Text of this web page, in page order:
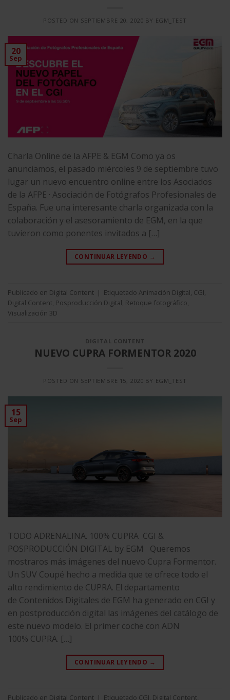
POSTED ON SEPTIEMBRE 20, 2020 BY EGM_TEST
20
Sep
Charla Online de la AFPE & EGM Como ya os
anunciamos, el pasado miércoles 9 de septiembre tuvo
lugar un nuevo encuentro online entre los Asociados
de la AFPE · Asociación de Fotógrafos Profesionales de
España. Fue una interesante charla organizada con la
colaboración y el asesoramiento de EGM, en la que
tuvieron como ponentes invitados a […]
CONTINUAR LEYENDO →
Publicado en Digital Content | Etiquetado Animación Digital CGI
Digital Content Posproducción Digital Retoque fotográfico
Visualización 3D
DIGITAL CONTENT
NUEVO CUPRA FORMENTOR 2020
POSTED ON SEPTIEMBRE 15, 2020 BY EGM_TEST
15
Sep
TODO ADRENALINA. 100% CUPRA CGI &
POSPRODUCCIÓN DIGITAL by EGM Queremos
mostraros más imágenes del nuevo Cupra Formentor.
Un SUV Coupé hecho a medida que te ofrece todo el
alto rendimiento de CUPRA. El departamento
de Contenidos Digitales de EGM ha generado en CGI y
en postproducción digital las imágenes del catálogo de
este nuevo modelo. El primer coche con ADN
100% CUPRA. […]
CONTINUAR LEYENDO →
Publicado en Digital Content | Etiquetado CGI, Digital Content,